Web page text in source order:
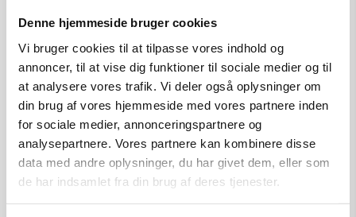
Denne hjemmeside bruger cookies
Vi bruger cookies til at tilpasse vores indhold og
annoncer, til at vise dig funktioner til sociale medier og til
at analysere vores trafik. Vi deler også oplysninger om
din brug af vores hjemmeside med vores partnere inden
for sociale medier, annonceringspartnere og
analysepartnere. Vores partnere kan kombinere disse
data med andre oplysninger, du har givet dem, eller som
de har indsamlet fra din brug af deres tjenester.
5.000,00
Tilføj til kurv